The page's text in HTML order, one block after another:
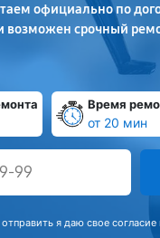
официально по
срочный
Время
от 20 мин
я даю свое